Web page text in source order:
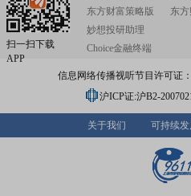
扫一扫下载
APP
东方财富策略版
妙想投研助理
Choice金融终端
东
信息网络传播视听节目许可证
沪ICP证:沪B2-
关于我们 可持续发